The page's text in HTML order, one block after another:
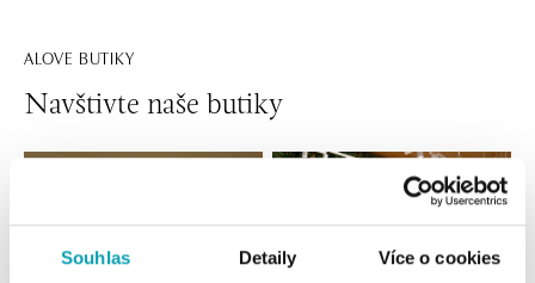
Souhlas Detaily Více o cookies
ALOVE BUTIKY
Navštivte naše butiky